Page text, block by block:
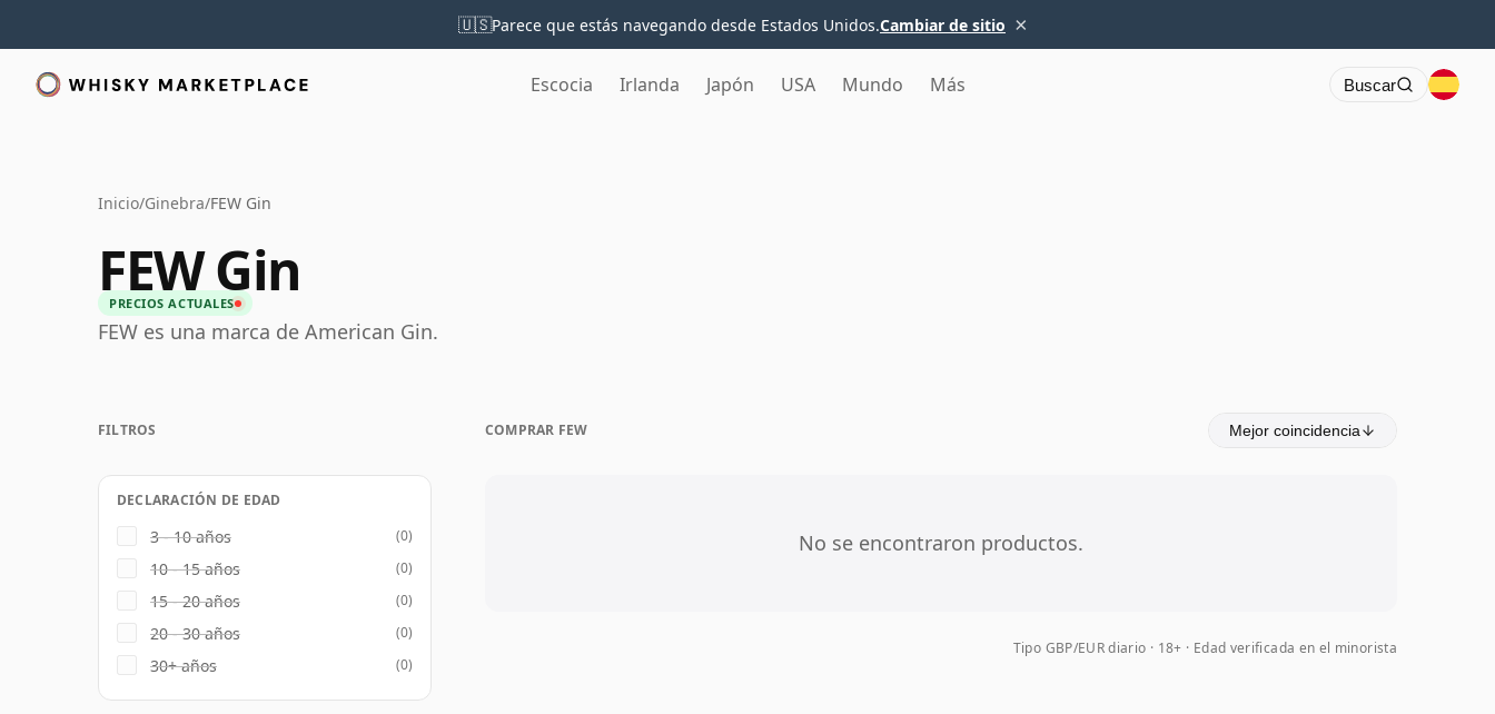
🇺🇸Parece que estás navegando desde Estados Unidos.Cambiar de sitio ×
Escocia Irlanda Japón USA Mundo Más Buscar
Inicio/Ginebra/FEW Gin
FEW Gin
PRECIOS ACTUALES
FEW es una marca de American Gin.
COMPRAR FEW Mejor coincidencia
No se encontraron productos.
Tipo GBP/EUR diario 18+ · Edad verificada en el minorista
FILTROS
DECLARACIÓN DE EDAD
3 - 10 años (0)
10 - 15 años (0)
15 - 20 años (0)
20 - 30 años (0)
30+ años (0)